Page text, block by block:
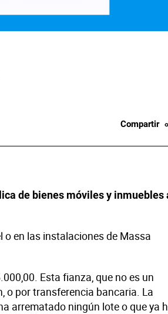
Compartir
de bienes móviles y inmuebles
en las instalaciones de Massa
Esta fianza, que no es un
o por transferencia bancaria. La
arrematado ningún lote o que ya